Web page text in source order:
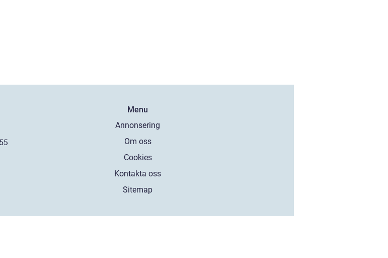
Menu
Annonsering
Om oss
Cookies
Kontakta oss
Sitemap